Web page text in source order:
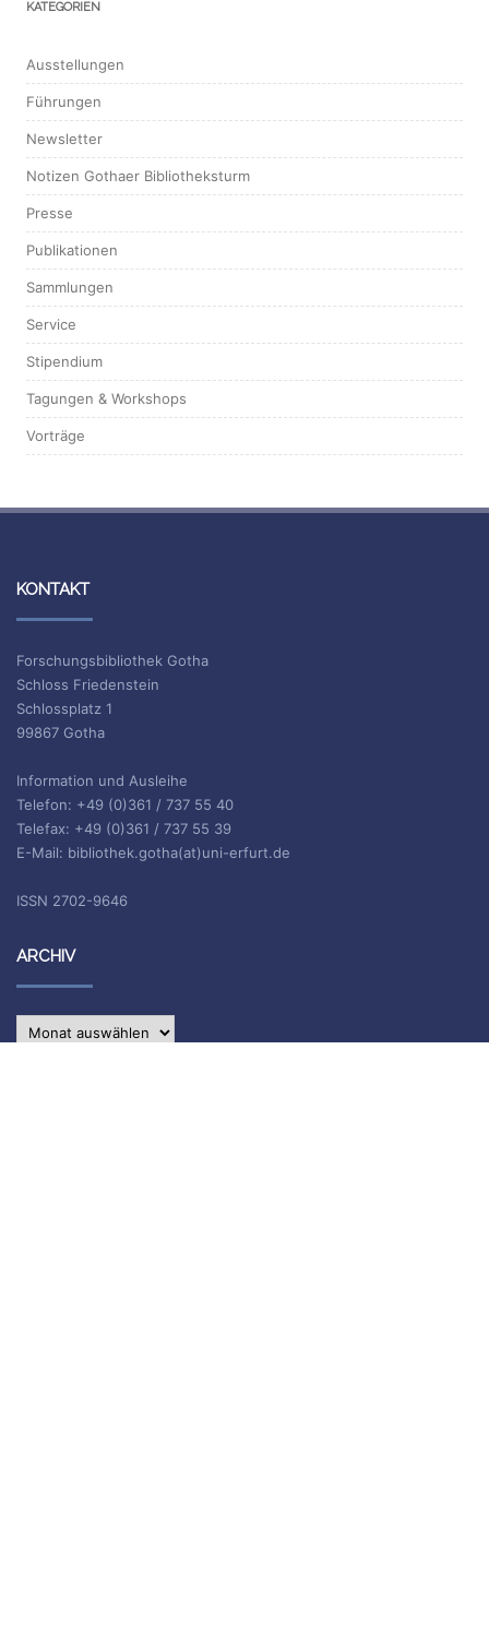
KATEGORIEN
Ausstellungen
Führungen
Newsletter
Notizen Gothaer Bibliotheksturm
Presse
Publikationen
Sammlungen
Service
Stipendium
Tagungen & Workshops
Vorträge
KONTAKT
Forschungsbibliothek Gotha
Schloss Friedenstein
Schlossplatz 1
99867 Gotha
Information und Ausleihe
Telefon: +49 (0)361 / 737 55 40
Telefax: +49 (0)361 / 737 55 39
E-Mail: bibliothek.gotha(at)uni-erfurt.de
ISSN 2702-9646
ARCHIV
Archiv